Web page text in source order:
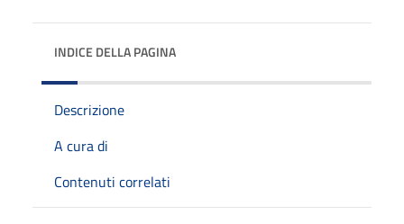
INDICE DELLA PAGINA
Descrizione
A cura di
Contenuti correlati